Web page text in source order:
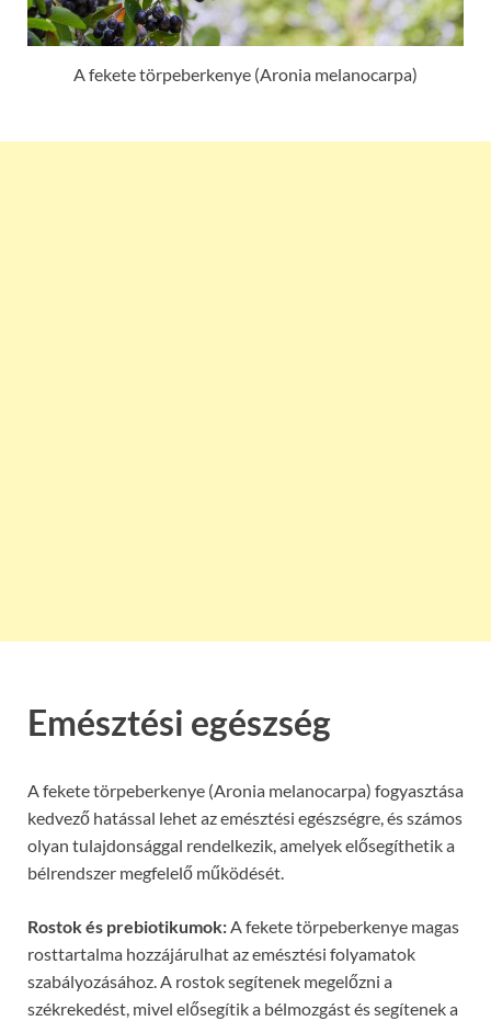
A fekete törpeberkenye (Aronia melanocarpa)
Emésztési egészség
A fekete törpeberkenye (Aronia melanocarpa) fogyasztása
kedvező hatással lehet az emésztési egészségre, és számos
olyan tulajdonsággal rendelkezik, amelyek elősegíthetik a
bélrendszer megfelelő működését.
Rostok és prebiotikumok:A fekete törpeberkenye magas
rosttartalma hozzájárulhat az emésztési folyamatok
szabályozásához. A rostok segítenek megelőzni a
székrekedést, mivel elősegítik a bélmozgást és segítenek a